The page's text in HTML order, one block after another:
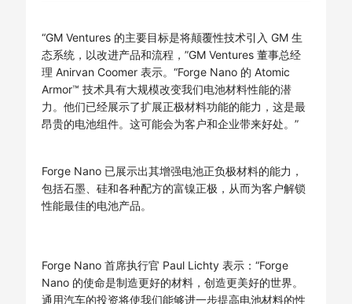
“GM Ventures 的主要目标是将颠覆性技术引入 GM 生
态系统，以改进产品和流程，”GM Ventures 董事总经
理 Anirvan Coomer 表示。“Forge Nano 的 Atomic
Armor™ 技术具有大规模改变我们电池材料性能的潜
力。他们已经展示了扩展正极材料功能的能力，这是最
昂贵的电池组件。这可能会为客户和企业带来好处。”
Forge Nano 已展示出其增强电池正负极材料的能力，
包括石墨、硅和各种配方的富镍正极，从而为客户解锁
性能最佳的电池产品。
Forge Nano 首席执行官 Paul Lichty 表示：“Forge
Nano 的使命是制造更好的材料，创造更美好的世界。
通用汽车的投资将使我们能够进一步提高电池材料的性